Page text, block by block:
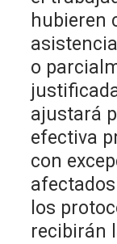
hubieren
o
ajustará
efectiva
con
los
recibirán